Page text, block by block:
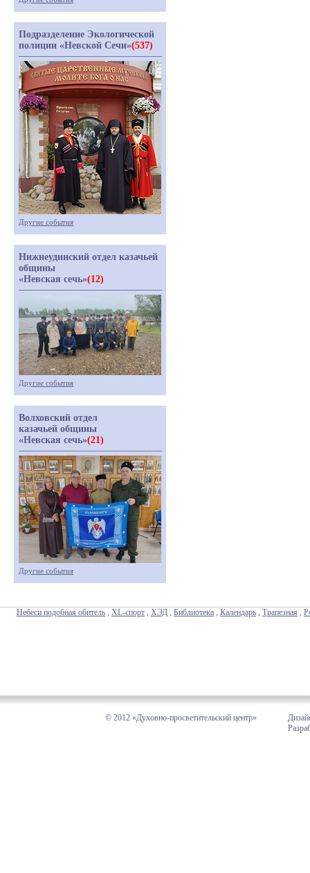
Подразделение Экологической
полиции «Невской Сечи»(537)
Другие события
Нижнеудинский отдел казачьей
общины
«Невская сечь»(12)
Другие события
Волховский отдел
казачьей общины
«Невская сечь»(21)
Другие события
Небеси подобная обитель , XL-спорт , ХЭД , Библиотека , Календарь , Трапезная ,
© 2012 «Духовно-просветительский центр»